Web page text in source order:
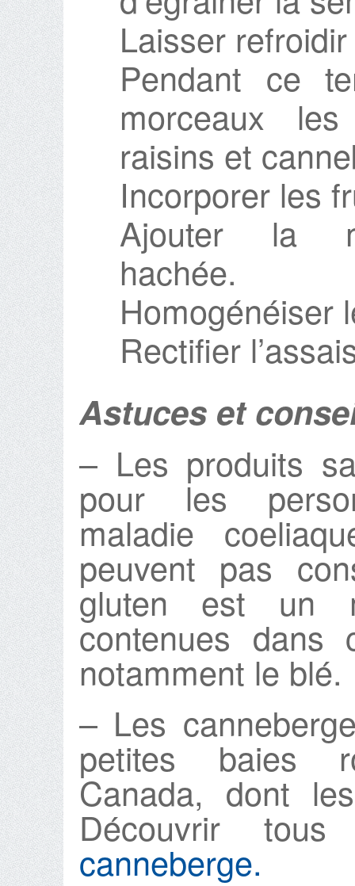
Laisser
Pendant ce
morceaux
raisins et
Incorporer les
Ajouter la
hachée.
Homogénéiser
Rectifier
Astuces et
– Les produits
pour les
maladie
peuvent pas
gluten est un
contenues dans
notamment le blé.
– Les
petites baies
Canada, dont
Découvrir
canneberge.